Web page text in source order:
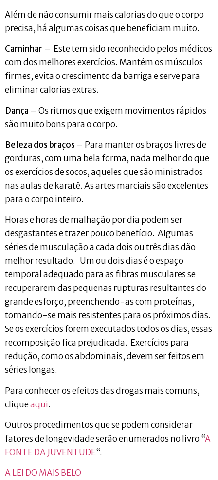
Além de não consumir mais calorias do que o corpo
precisa, há algumas coisas que beneficiam muito.
Caminhar – Este tem sido reconhecido pelos médicos
com dos melhores exercícios. Mantém os músculos
firmes, evita o crescimento da barriga e serve para
eliminar calorias extras.
Dança – Os ritmos que exigem movimentos rápidos
são muito bons para o corpo.
Beleza dos braços – Para manter os braços livres de
gorduras, com uma bela forma, nada melhor do que
os exercícios de socos, aqueles que são ministrados
nas aulas de karatê. As artes marciais são excelentes
para o corpo inteiro.
Horas e horas de malhação por dia podem ser
desgastantes e trazer pouco benefício. Algumas
séries de musculação a cada dois ou três dias dão
melhor resultado. Um ou dois dias é o espaço
temporal adequado para as fibras musculares se
recuperarem das pequenas rupturas resultantes do
grande esforço, preenchendo-as com proteínas,
tornando-se mais resistentes para os próximos dias.
Se os exercícios forem executados todos os dias, essas
recomposição fica prejudicada. Exercícios para
redução, como os abdominais, devem ser feitos em
séries longas.
Para conhecer os efeitos das drogas mais comuns,
cliqueaqui.
Outros procedimentos que se podem considerar
fatores de longevidade serão enumerados no livro “A
FONTE DA JUVENTUDE“.
A LEI DO MAIS BELO